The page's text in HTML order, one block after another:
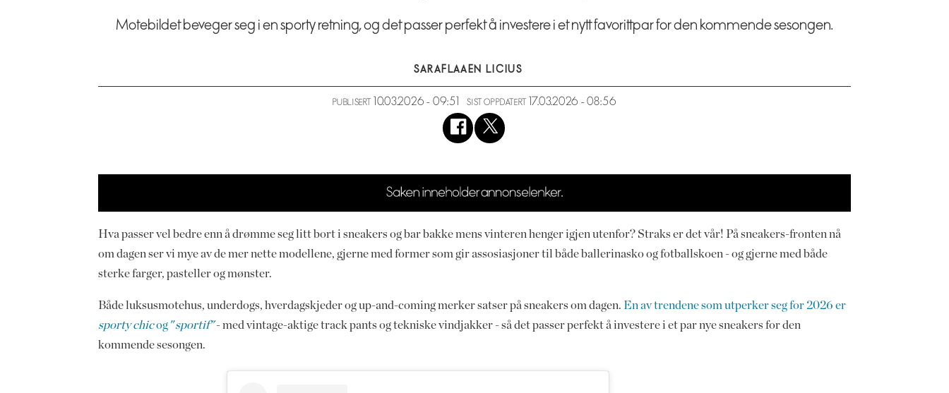
Motebildet beveger seg i en sporty retning, og det passer perfekt å investere i et nytt favorittpar for den kommende sesongen.
SARAFLAAEN LICIUS
PUBLISERT 10.03.2026 - 09:51 SIST OPPDATERT 17.03.2026 - 08:56
Hva passer vel bedre enn å drømme seg litt bort i sneakers og bar bakke mens vinteren henger igjen utenfor? Straks er det vår! På sneakers-fronten nå
om dagen ser vi mye av de mer nette modellene, gjerne med former som gir assosiasjoner til både ballerinasko og fotballskoen - og gjerne med både
sterke farger, pasteller og mønster.
Både luksusmotehus, underdogs, hverdagskjeder og up-and-coming merker satser på sneakers om dagen.En av trendene som utperker seg for 2026 er
sporty chicog "sportif" - med vintage-aktige track pants og tekniske vindjakker - så det passer perfekt å investere i et par nye sneakers for den
kommende sesongen.